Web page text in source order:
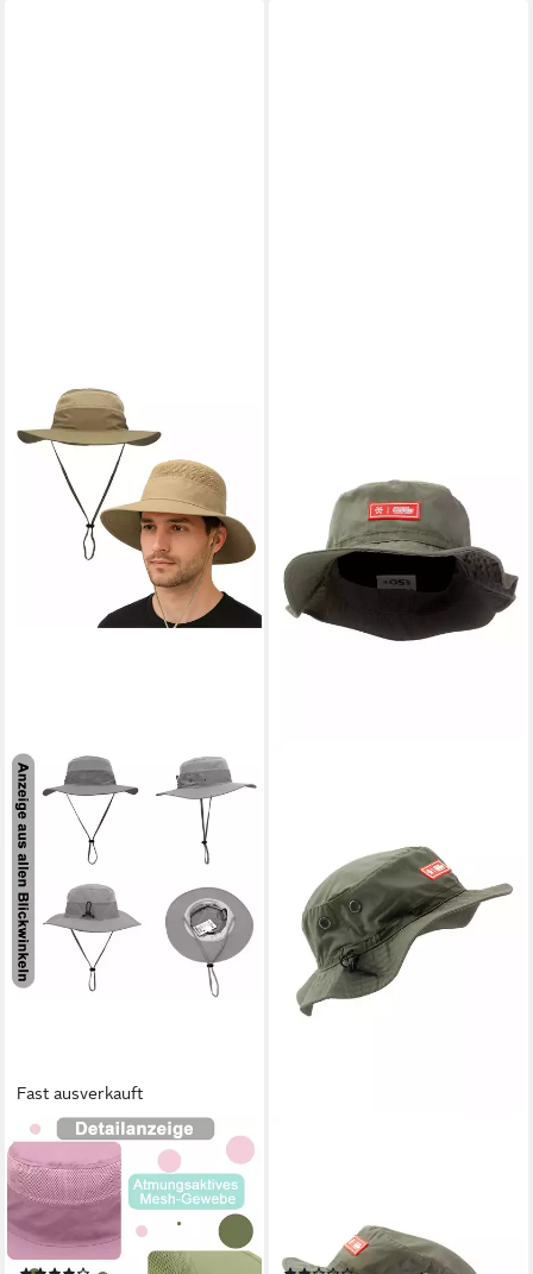
Fast ausverkauft
MUTIG
Sonnenhut UPF 50
Sonnenhüte mit breiter
Krempe, Sommer-Mesh,UV-
Schutz,Safari-Hut (Sonnenhut
Hat, Fischer Hut, Anglerhut
mit UV-Schutzfaktor 50+